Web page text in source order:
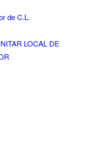
de C.L.
LOCAL DE